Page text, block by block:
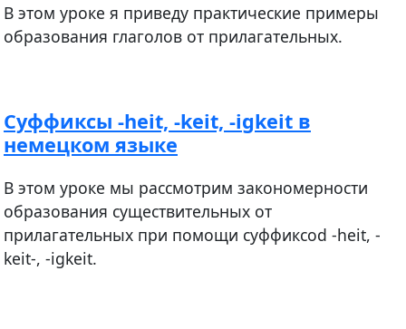
В этом уроке я приведу практические примеры
образования глаголов от прилагательных.
Суффиксы -heit, -keit, -igkeit в
немецком языке
В этом уроке мы рассмотрим закономерности
образования существительных от
прилагательных при помощи суффиксоd -heit, -
keit-, -igkeit.